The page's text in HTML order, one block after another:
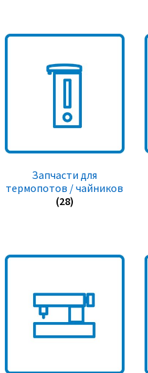
Запчасти для
термопотов / чайников
(28)